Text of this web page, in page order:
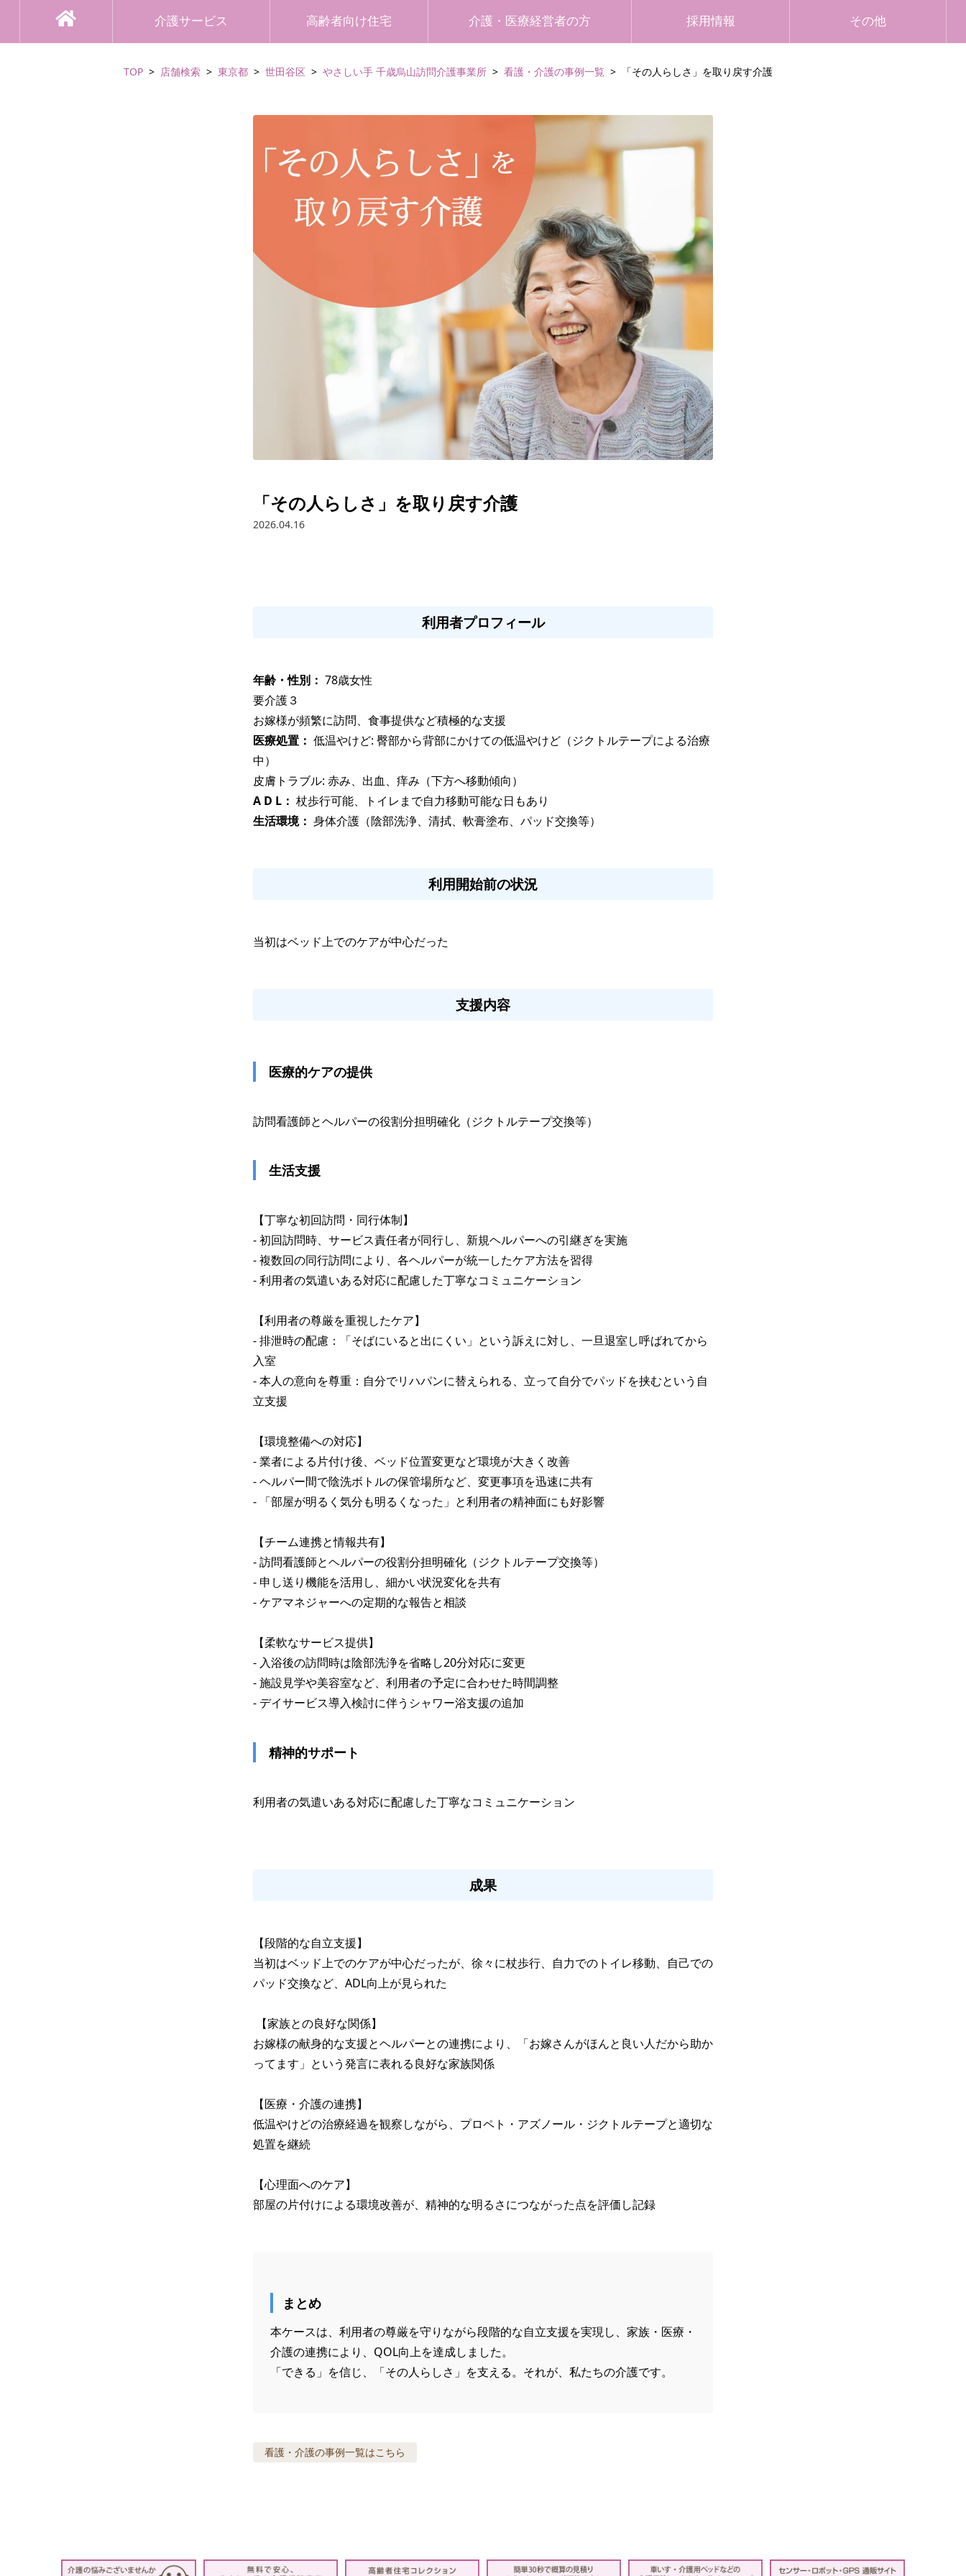
介護サービス 高齢者向け住宅 介護・医療経営者の方 採用情報 その他
TOP 店舗検索 東京都 世田谷区 やさしい手 千歳烏山訪問介護事業所 看護・介護の事例一覧 「その人らしさ」を取り戻す介護
「その人らしさ」を取り戻す介護
2026.04.16
利用者プロフィール
年齢・性別： 78歳女性
要介護３
お嫁様が頻繁に訪問、食事提供など積極的な支援
医療処置： 低温やけど: 臀部から背部にかけての低温やけど（ジクトルテープによる治療
中）
皮膚トラブル: 赤み、出血、痒み（下方へ移動傾向）
A D L： 杖歩行可能、トイレまで自力移動可能な日もあり
生活環境： 身体介護（陰部洗浄、清拭、軟膏塗布、パッド交換等）
利用開始前の状況
当初はベッド上でのケアが中心だった
支援内容
医療的ケアの提供
訪問看護師とヘルパーの役割分担明確化（ジクトルテープ交換等）
生活支援
【丁寧な初回訪問・同行体制】
- 初回訪問時、サービス責任者が同行し、新規ヘルパーへの引継ぎを実施
- 複数回の同行訪問により、各ヘルパーが統一したケア方法を習得
- 利用者の気遣いある対応に配慮した丁寧なコミュニケーション
【利用者の尊厳を重視したケア】
- 排泄時の配慮：「そばにいると出にくい」という訴えに対し、一旦退室し呼ばれてから
入室
- 本人の意向を尊重：自分でリハパンに替えられる、立って自分でパッドを挟むという自
立支援
【環境整備への対応】
- 業者による片付け後、ベッド位置変更など環境が大きく改善
- ヘルパー間で陰洗ボトルの保管場所など、変更事項を迅速に共有
- 「部屋が明るく気分も明るくなった」と利用者の精神面にも好影響
【チーム連携と情報共有】
- 訪問看護師とヘルパーの役割分担明確化（ジクトルテープ交換等）
- 申し送り機能を活用し、細かい状況変化を共有
- ケアマネジャーへの定期的な報告と相談
【柔軟なサービス提供】
- 入浴後の訪問時は陰部洗浄を省略し20分対応に変更
- 施設見学や美容室など、利用者の予定に合わせた時間調整
- デイサービス導入検討に伴うシャワー浴支援の追加
精神的サポート
利用者の気遣いある対応に配慮した丁寧なコミュニケーション
成果
【段階的な自立支援】
当初はベッド上でのケアが中心だったが、徐々に杖歩行、自力でのトイレ移動、自己での
パッド交換など、ADL向上が見られた
お嫁様の献身的な支援とヘルパーとの連携により、「お嫁さんがほんと良い人だから助か
ってます」という発言に表れる良好な家族関係
【医療・介護の連携】
低温やけどの治療経過を観察しながら、プロペト・アズノール・ジクトルテープと適切な
処置を継続
【心理面へのケア】
部屋の片付けによる環境改善が、精神的な明るさにつながった点を評価し記録
まとめ
本ケースは、利用者の尊厳を守りながら段階的な自立支援を実現し、家族・医療・
介護の連携により、QOL向上を達成しました。
「できる」を信じ、「その人らしさ」を支える。それが、私たちの介護です。
看護・介護の事例一覧はこちら